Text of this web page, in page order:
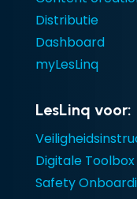
Distributie
Dashboard
myLesLinq
LesLinq voor:
Digitale Toolbox
Safety